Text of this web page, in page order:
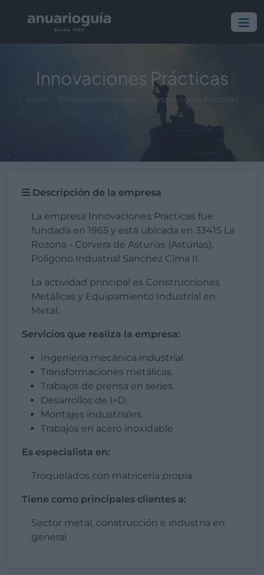
Innovaciones Prácticas
Innovaciones Prácticas
Descripción de la empresa
La empresa Innovaciones Prácticas fue
fundada en 1965 y está ubicada en 33415 La
Rozona - Corvera de Asturias (Asturias),
Polígono Industrial Sanchez Cima II.
La actividad principal es Construcciones
Metálicas y Equipamiento Industrial en
Metal.
Servicios que realiza la empresa:
Ingeniería mecánica industrial.
Transformaciones metálicas.
Trabajos de prensa en series.
Desarrollos de I+D.
Montajes industriales.
Trabajos en acero inoxidable
Es especialista en:
Troquelados con matricería propia
Tiene como principales clientes a:
Sector metal, construcción e industria en
general